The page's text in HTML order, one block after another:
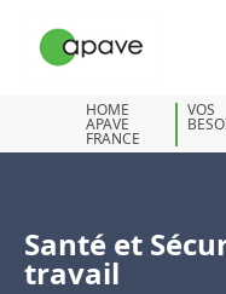
HOME
APAVE
FRANCE
VOS
Santé et
travail